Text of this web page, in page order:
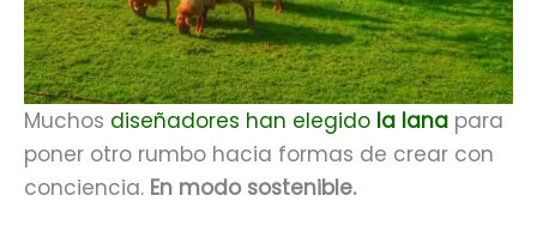
Muchos diseñadores han elegido la lana para
poner otro rumbo hacia formas de crear con
conciencia. En modo sostenible.